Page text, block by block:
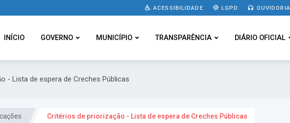
ACESSIBILIDADE LGPD OUVIDORIA
INÍCIO GOVERNO MUNICÍPIO TRANSPARÊNCIA DIÁRIO OFICIAL
- Lista de espera de Creches Públicas
Critérios de priorização - Lista de espera de Creches Públicas